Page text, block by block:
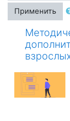
Применить